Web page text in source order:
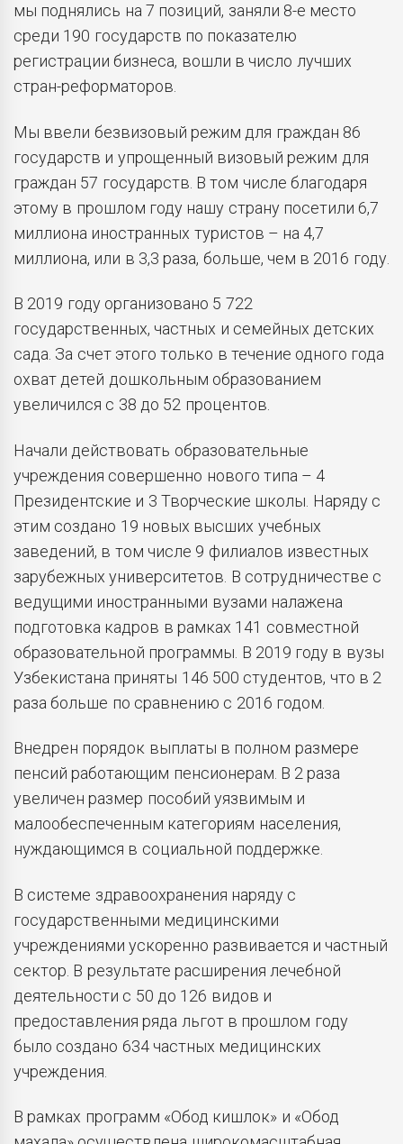
мы поднялись на 7 позиций, заняли 8-е место
среди 190 государств по показателю
регистрации бизнеса, вошли в число лучших
стран-реформаторов.
Мы ввели безвизовый режим для граждан 86
государств и упрощенный визовый режим для
граждан 57 государств. В том числе благодаря
этому в прошлом году нашу страну посетили 6,7
миллиона иностранных туристов – на 4,7
миллиона, или в 3,3 раза, больше, чем в 2016 году.
В 2019 году организовано 5 722
государственных, частных и семейных детских
сада. За счет этого только в течение одного года
охват детей дошкольным образованием
увеличился с 38 до 52 процентов.
Начали действовать образовательные
учреждения совершенно нового типа – 4
Президентские и 3 Творческие школы. Наряду с
этим создано 19 новых высших учебных
заведений, в том числе 9 филиалов известных
зарубежных университетов. В сотрудничестве с
ведущими иностранными вузами налажена
подготовка кадров в рамках 141 совместной
образовательной программы. В 2019 году в вузы
Узбекистана приняты 146 500 студентов, что в 2
раза больше по сравнению с 2016 годом.
Внедрен порядок выплаты в полном размере
пенсий работающим пенсионерам. В 2 раза
увеличен размер пособий уязвимым и
малообеспеченным категориям населения,
нуждающимся в социальной поддержке.
В системе здравоохранения наряду с
государственными медицинскими
учреждениями ускоренно развивается и частный
сектор. В результате расширения лечебной
деятельности с 50 до 126 видов и
предоставления ряда льгот в прошлом году
было создано 634 частных медицинских
учреждения.
В рамках программ «Обод кишлок» и «Обод